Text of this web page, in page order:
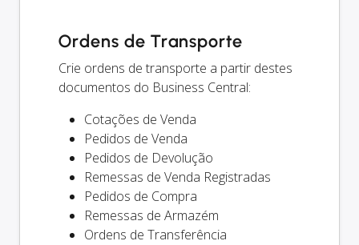
Ordens de Transporte
Crie ordens de transporte a partir destes
documentos do Business Central:
Cotações de Venda
Pedidos de Venda
Pedidos de Devolução
Remessas de Venda Registradas
Pedidos de Compra
Remessas de Armazém
Ordens de Transferência